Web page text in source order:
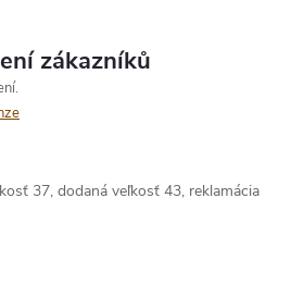
zákazníků
37, dodaná veľkosť 43, reklamácia